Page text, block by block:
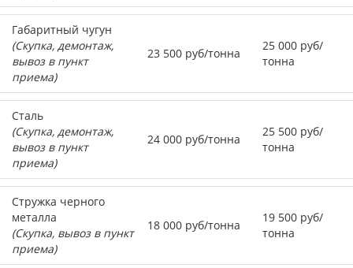
Габаритный чугун
(Скупка, демонтаж,
вывоз в пункт
приема)
23 500 руб/тонна
25 000 руб/
тонна
Сталь
(Скупка, демонтаж,
вывоз в пункт
приема)
24 000 руб/тонна
25 500 руб/
тонна
Стружка черного
металла
(Скупка, вывоз в пункт
приема)
18 000 руб/тонна
19 500 руб/
тонна